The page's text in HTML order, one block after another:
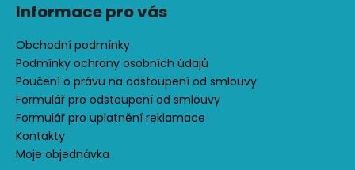
Informace pro vás
Obchodní podmínky
Podmínky ochrany osobních údajů
Poučení o právu na odstoupení od smlouvy
Formulář pro odstoupení od smlouvy
Formulář pro uplatnění reklamace
Kontakty
Moje objednávka